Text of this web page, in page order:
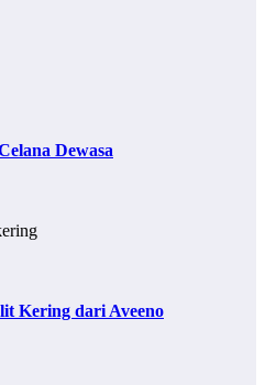
Dewasa
Kering dari Aveeno